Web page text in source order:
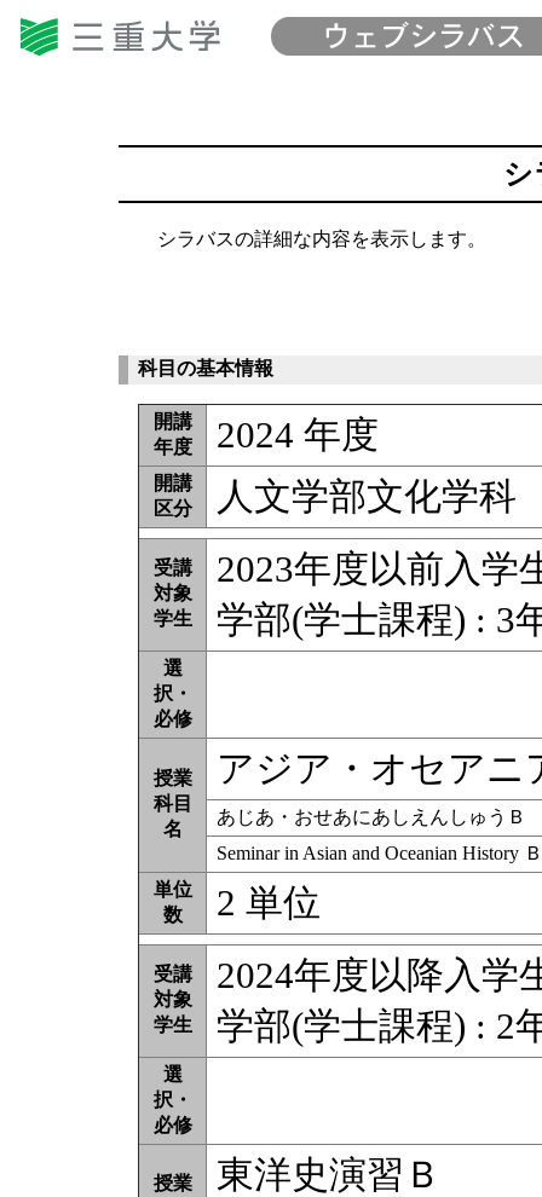
シ
シラバスの詳細な内容を表示します。
科目の基本情報
開講
年度
2024 年度
開講
区分
人文学部文化学科
受講
対象
学生
2023年度以前入学
学部(学士課程) : 3
選
択・
必修
授業
科目
名
アジア・オセアニ
あじあ・おせあにあしえんしゅうＢ
Seminar in Asian and Oceanian History Ｂ
単位
数
2 単位
受講
対象
学生
2024年度以降入学
学部(学士課程) : 2
選
択・
必修
授業
東洋史演習Ｂ